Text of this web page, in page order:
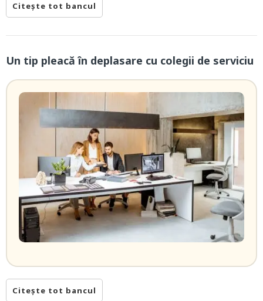
Citește tot bancul
Un tip pleacă în deplasare cu colegii de serviciu
Citește tot bancul